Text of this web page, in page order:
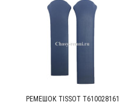
РЕМЕШОК TISSOT T610028161